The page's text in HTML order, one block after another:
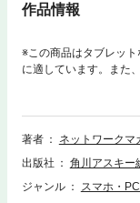
作品情報
※この商品はタブレッ
に適しています。また
ト、検索、辞書の参照
ワークマガジン 2003
に掲載されている各種
また、付録は含まれて
ク情報誌『ネットワー
は、特集「これでカン
著者
ネットワークマ
出版社
角川アスキー
ジャンル
スマホ・